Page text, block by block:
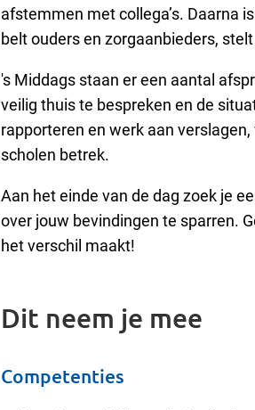
afstemmen met collega’s. Daarna
belt ouders en zorgaanbieders,
's Middags staan er een aantal
veilig thuis te bespreken en de
rapporteren en werk aan
scholen betrek.
Aan het einde van de dag zoek je
over jouw bevindingen te sparren.
het verschil maakt!
Dit neem je mee
Competenties